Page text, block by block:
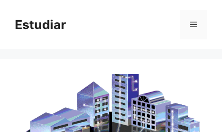
contentEstudiar Menu